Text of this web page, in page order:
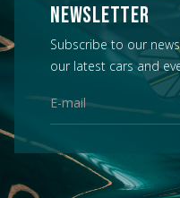
NEWSLETTER
Subscribe to our
our latest cars and